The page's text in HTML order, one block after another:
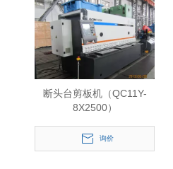
断头台剪板机（QC11Y-
8X2500）
询价